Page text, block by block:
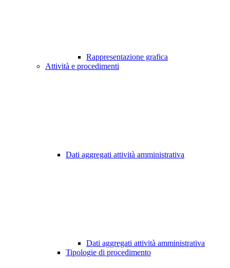
Rappresentazione grafica
Attività e procedimenti
Dati aggregati attività amministrativa
Dati aggregati attività amministrativa
Tipologie di procedimento